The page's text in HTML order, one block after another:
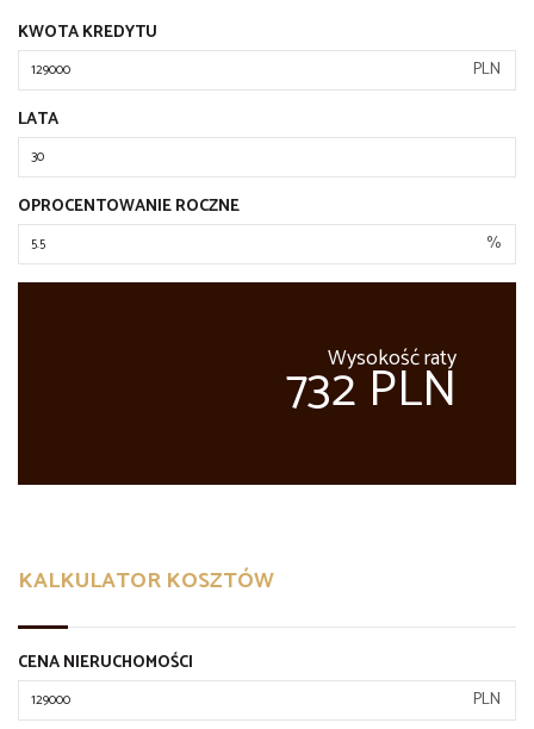
KWOTA KREDYTU
PLN
LATA
OPROCENTOWANIE ROCZNE
%
Wysokość raty
732 PLN
KALKULATOR KOSZTÓW
CENA NIERUCHOMOŚCI
PLN